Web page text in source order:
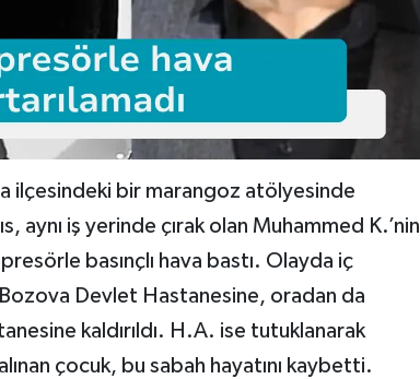
ilçesindeki bir marangoz atölyesinde
aynı iş yerinde çırak olan Muhammed K.’nin
basınçlı hava bastı. Olayda iç
Devlet Hastanesine, oradan da
kaldırıldı. H.A. ise tutuklanarak
çocuk, bu sabah hayatını kaybetti.